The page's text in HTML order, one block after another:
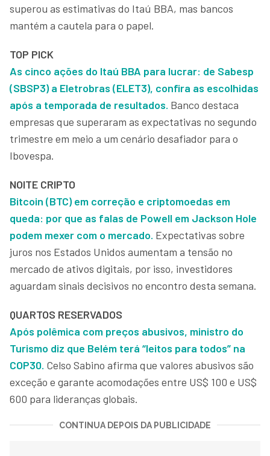
superou as estimativas do Itaú BBA, mas bancos
mantém a cautela para o papel.
TOP PICK
As cinco ações do Itaú BBA para lucrar: de Sabesp
(SBSP3) a Eletrobras (ELET3), confira as escolhidas
após a temporada de resultados. Banco destaca
empresas que superaram as expectativas no segundo
trimestre em meio a um cenário desafiador para o
Ibovespa.
NOITE CRIPTO
Bitcoin (BTC) em correção e criptomoedas em
queda: por que as falas de Powell em Jackson Hole
podem mexer com o mercado. Expectativas sobre
juros nos Estados Unidos aumentam a tensão no
mercado de ativos digitais, por isso, investidores
aguardam sinais decisivos no encontro desta semana.
QUARTOS RESERVADOS
Após polêmica com preços abusivos, ministro do
Turismo diz que Belém terá “leitos para todos” na
COP30. Celso Sabino afirma que valores abusivos são
exceção e garante acomodações entre US$ 100 e US$
600 para lideranças globais.
CONTINUA DEPOIS DA PUBLICIDADE